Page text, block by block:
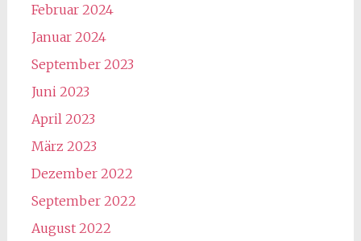
Februar 2024
Januar 2024
September 2023
Juni 2023
April 2023
März 2023
Dezember 2022
September 2022
August 2022